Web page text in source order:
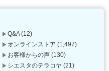
Q&A(12)
オンラインストア (1,497)
お客様からの声 (130)
シエスタのテラコヤ (21)